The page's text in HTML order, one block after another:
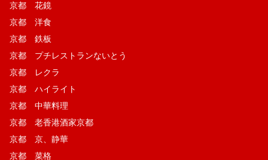
京都 花鏡
京都 洋食
京都 鉄板
京都 プチレストランないとう
京都 レクラ
京都 ハイライト
京都 中華料理
京都 老香港酒家京都
京都 京、静華
京都 菜格